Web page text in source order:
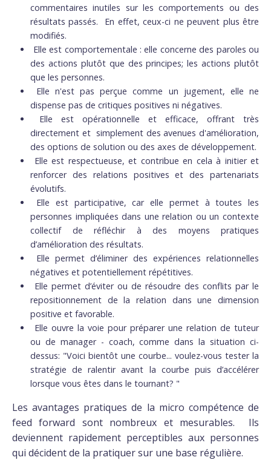
commentaires inutiles sur les comportements ou des
résultats passés. En effet, ceux-ci ne peuvent plus être
modifiés.
Elle est comportementale : elle concerne des paroles ou
des actions plutôt que des principes; les actions plutôt
que les personnes.
Elle n'est pas perçue comme un jugement, elle ne
dispense pas de critiques positives ni négatives.
Elle est opérationnelle et efficace, offrant très
directement et simplement des avenues d'amélioration,
des options de solution ou des axes de développement.
Elle est respectueuse, et contribue en cela à initier et
renforcer des relations positives et des partenariats
évolutifs.
Elle est participative, car elle permet à toutes les
personnes impliquées dans une relation ou un contexte
collectif de réfléchir à des moyens pratiques
d’amélioration des résultats.
Elle permet d’éliminer des expériences relationnelles
négatives et potentiellement répétitives.
Elle permet d’éviter ou de résoudre des conflits par le
repositionnement de la relation dans une dimension
positive et favorable.
Elle ouvre la voie pour préparer une relation de tuteur
ou de manager - coach, comme dans la situation ci-
dessus: "Voici bientôt une courbe... voulez-vous tester la
stratégie de ralentir avant la courbe puis d’accélérer
lorsque vous êtes dans le tournant? "
Les avantages pratiques de la micro compétence de
feed forward sont nombreux et mesurables. Ils
deviennent rapidement perceptibles aux personnes
qui décident de la pratiquer sur une base régulière.